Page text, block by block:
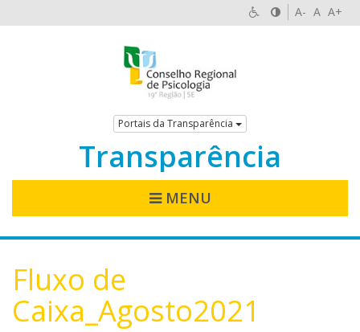
A- A A+
Portais da Transparência
Transparência
MENU
Fluxo de
Caixa_Agosto2021